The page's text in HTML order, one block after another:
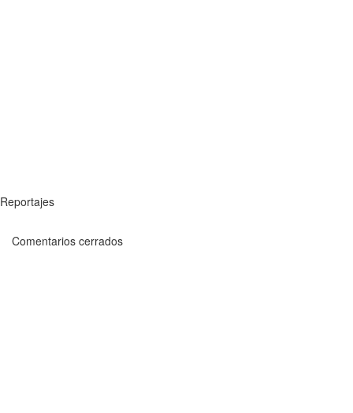
Reportajes
Comentarios cerrados